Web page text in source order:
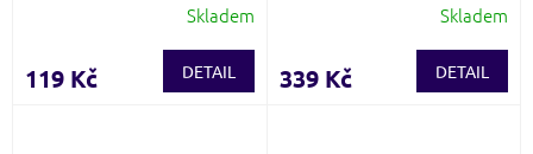
Skladem
119 Kč DETAIL
Skladem
339 Kč DETAIL